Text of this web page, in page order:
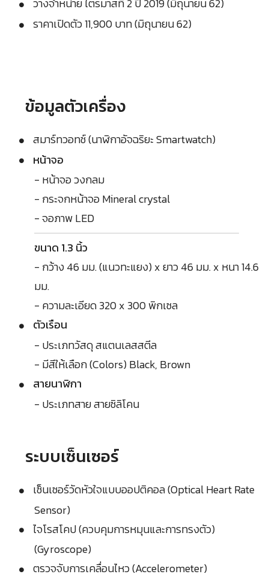
วางจำหน่าย ไตรมาสที่ 2 ปี 2019 (มิถุนายน 62)
ราคาเปิดตัว 11,900 บาท (มิถุนายน 62)
ข้อมูลตัวเครื่อง
สมาร์ทวอทช์ (นาฬิกาอัจฉริยะ Smartwatch)
หน้าจอ
- หน้าจอ วงกลม
- กระจกหน้าจอ Mineral crystal
- จอภาพ LED
ขนาด 1.3 นิ้ว
- กว้าง 46 มม. (แนวทะแยง) x ยาว 46 มม. x หนา 14.6
มม.
- ความละเอียด 320 x 300 พิกเซล
ตัวเรือน
- ประเภทวัสดุ สแตนเลสสตีล
- มีสีให้เลือก (Colors) Black, Brown
สายนาฬิกา
- ประเภทสาย สายซิลิโคน
ระบบเซ็นเซอร์
เซ็นเซอร์วัดหัวใจแบบออปติคอล (Optical Heart Rate
Sensor)
ไจโรสโคป (ควบคุมการหมุนและการทรงตัว)
(Gyroscope)
ตรวจจับการเคลื่อนไหว (Accelerometer)